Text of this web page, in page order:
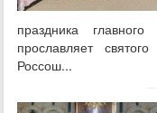
праздника
прославляет
Россош...